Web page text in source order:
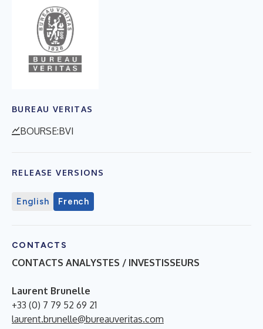
BUREAU VERITAS
BOURSE:BVI
RELEASE VERSIONS
English French
CONTACTS
CONTACTS ANALYSTES / INVESTISSEURS
Laurent Brunelle
+33 (0) 7 79 52 69 21
laurent.brunelle@bureauveritas.com